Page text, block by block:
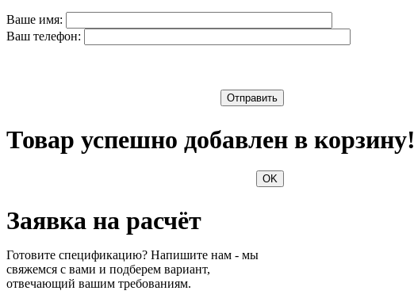
Ваше имя:
Ваш телефон:
Отправить
Товар успешно добавлен в корзину!
OK
Заявка на расчёт
Готовите спецификацию? Напишите нам - мы
свяжемся с вами и подберем вариант,
отвечающий вашим требованиям.